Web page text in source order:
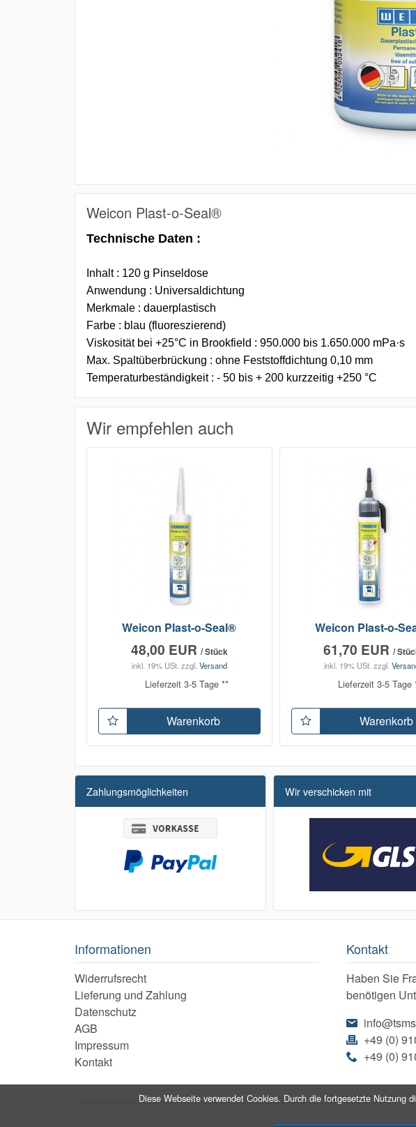
Diese Webseite verwendet Cookies. Durch die fortgesetzte Nutzung
Weicon Plast-o-Seal®
Technische Daten :
Inhalt : 120 g Pinseldose
Anwendung : Universaldichtung
Merkmale : dauerplastisch
Farbe : blau (fluoreszierend)
Viskosität bei +25°C in Brookfield : 950.000 bis 1.650.000 mPa·s
Max. Spaltüberbrückung : ohne Feststoffdichtung 0,10 mm
Temperaturbeständigkeit : - 50 bis + 200 kurzzeitig +250 °C
Wir empfehlen auch
Weicon Plast-o-Seal®
48,00 EUR / Stück
inkl. 19% USt. zzgl. Versand
Lieferzeit 3-5 Tage **
Warenkorb
Weicon Plast-o-
61,70 EUR/
inkl. 19% USt. zzgl.
Lieferzeit 3-5 Tage
Warenkorb
Zahlungsmöglichkeiten Wir verschicken mit
Informationen
Widerrufsrecht
Lieferung und Zahlung
Datenschutz
AGB
Impressum
Kontakt
Kontakt
Haben Sie
benötigen
+49 (0)
+49 (0)